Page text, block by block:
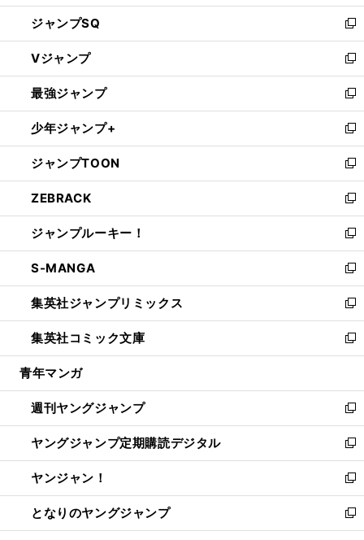
し
い
ウ
ィ
ン
ド
ウ
で
開
く
ジャンプSQ
新
し
い
ウ
ィ
ン
ド
ウ
で
開
く
Vジャンプ
新
し
い
ウ
ィ
ン
ド
ウ
で
開
く
最強ジャンプ
新
し
い
ウ
ィ
ン
ド
ウ
で
開
く
少年ジャンプ+
新
し
い
ウ
ィ
ン
ド
ウ
で
開
く
ジャンプTOON
新
し
い
ウ
ィ
ン
ド
ウ
で
開
く
ZEBRACK
新
し
い
ウ
ィ
ン
ド
ウ
で
開
ジャンプルーキー！
新
し
い
ウ
ィ
ン
ド
ウ
開
く
S-MANGA
新
し
い
ウ
ィ
ン
ウ
で
開
く
集英社ジャンプリミックス
新
し
い
ウ
ン
ド
ウ
で
開
く
集英社コミック文庫
新
し
ウ
ィ
ン
ド
ウ
で
開
く
青年マンガ
週刊ヤングジャンプ
新
し
い
ウ
ィ
ン
ド
ウ
ヤングジャンプ定期購読デジタル
新
し
い
ウ
ィ
ン
ヤンジャン！
新
し
い
ウ
となりのヤングジャンプ
新
し